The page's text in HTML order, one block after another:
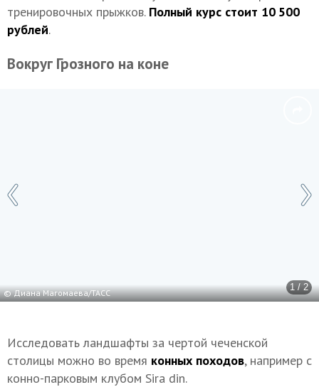
тренировочных прыжков. Полный курс стоит 10 500
рублей.
Вокруг Грозного на коне
1 / 2
© Диана Магомаева/ТАСС
Исследовать ландшафты за чертой чеченской
столицы можно во время конных походов, например с
конно-парковым клубом Sira din.